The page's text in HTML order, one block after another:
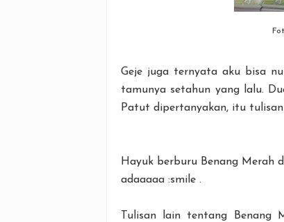
Geje juga ternyata aku bisa
tamunya setahun yang lalu.
Patut dipertanyakan, itu
Hayuk berburu Benang Merah
adaaaaa :smile .
Tulisan lain tentang Benang